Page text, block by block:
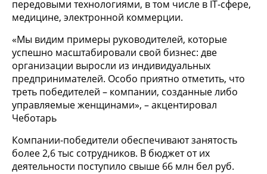
передовыми технологиями, в том числе в IT-сфере,
медицине, электронной коммерции.
«Мы видим примеры руководителей, которые
успешно масштабировали свой бизнес: две
организации выросли из индивидуальных
предпринимателей. Особо приятно отметить, что
треть победителей – компании, созданные либо
управляемые женщинами», – акцентировал
Чеботарь
Компании-победители обеспечивают занятость
более 2,6 тыс сотрудников. В бюджет от их
деятельности поступило свыше 66 млн бел руб.